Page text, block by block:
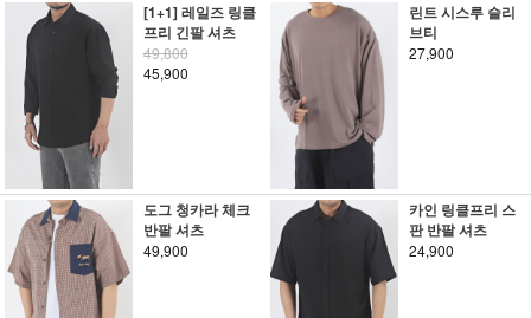
[1+1] 레일즈 링클
프리 긴팔 셔츠
49,800
45,900
린트 시스루 슬리
브티
27,900
도그 청카라 체크
반팔 셔츠
49,900
카인 링클프리 스
판 반팔 셔츠
24,900